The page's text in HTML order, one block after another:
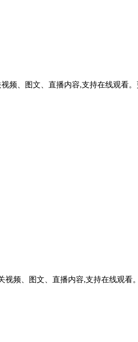
频、图文、直播内容,支持在线观看
频、图文、直播内容,支持在线观